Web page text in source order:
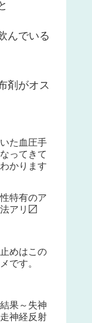
んでいる
剤がオス
た血圧手
ってきて
かります
特有のア
アリ〼
めはこの
です。
果～失神
神経反射